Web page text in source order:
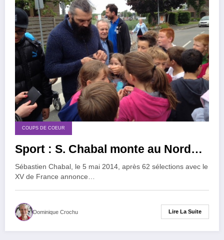
COUPS DE COEUR
Sport : S. Chabal monte au Nord…
Sébastien Chabal, le 5 mai 2014, après 62 sélections avec le
XV de France annonce…
Dominique Crochu Lire La Suite